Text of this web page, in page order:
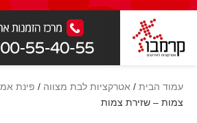
עמוד הבית / אטרקציות לבת מצווה / פינת
צמות – שזירת צמות